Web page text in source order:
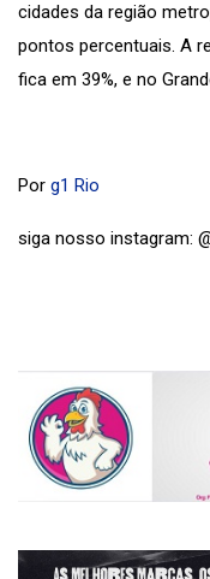
cidades da região
pontos percentuais. A
fica em 39%, e no
Por g1 Rio
siga nosso instagram: